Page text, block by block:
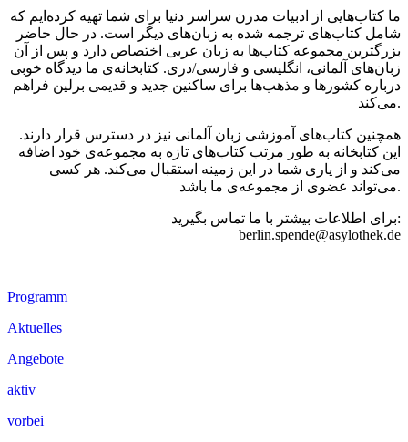
ما کتاب‌هایی از ادبیات مدرن سراسر دنیا برای شما تهیه کرده‌ایم که
شامل کتاب‌های ترجمه شده به زبان‌های دیگر است. در حال حاضر
بزرگترین مجموعه کتاب‌ها به زبان عربی اختصاص دارد و پس از آن
زبان‌های آلمانی، انگلیسی و فارسی/دری. کتابخانه‌ی ما دیدگاه خوبی
درباره کشورها و مذهب‌ها برای ساکنین جدید و قدیمی برلین فراهم
می‌کند.
همچنین کتاب‌های آموزشی زبان آلمانی نیز در دسترس قرار دارند.
این کتابخانه به طور مرتب کتاب‌های تازه به مجموعه‌ی خود اضافه
می‌کند و از یاری شما در این زمینه استقبال می‌کند. هر کسی
می‌تواند عضوی از مجموعه‌ی ما باشد.
برای اطلاعات بیشتر با ما تماس بگیرید:
berlin.spende@asylothek.de
Footer
Inhalt
Programm
Aktuelles
Angebote
aktiv
vorbei